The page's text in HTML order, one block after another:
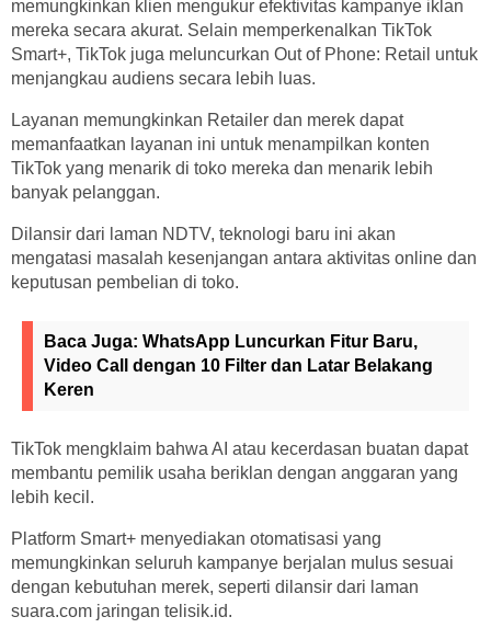
memungkinkan klien mengukur efektivitas kampanye iklan
mereka secara akurat. Selain memperkenalkan TikTok
Smart+, TikTok juga meluncurkan Out of Phone: Retail untuk
menjangkau audiens secara lebih luas.
Layanan memungkinkan Retailer dan merek dapat
memanfaatkan layanan ini untuk menampilkan konten
TikTok yang menarik di toko mereka dan menarik lebih
banyak pelanggan.
Dilansir dari laman NDTV, teknologi baru ini akan
mengatasi masalah kesenjangan antara aktivitas online dan
keputusan pembelian di toko.
Baca Juga: WhatsApp Luncurkan Fitur Baru,
Video Call dengan 10 Filter dan Latar Belakang
Keren
TikTok mengklaim bahwa AI atau kecerdasan buatan dapat
membantu pemilik usaha beriklan dengan anggaran yang
lebih kecil.
Platform Smart+ menyediakan otomatisasi yang
memungkinkan seluruh kampanye berjalan mulus sesuai
dengan kebutuhan merek, seperti dilansir dari laman
suara.com jaringan telisik.id.